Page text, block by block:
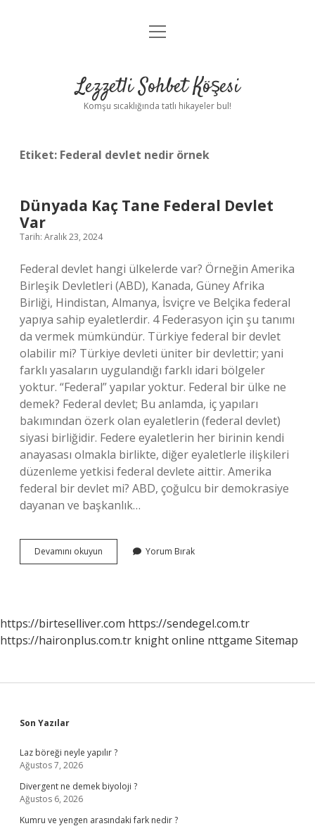
Anasayfa
Yasal Uyarı
menüyü
Lezzetli Sohbet Köşesi
Komşu sıcaklığında tatlı hikayeler bul!
Etiket: Federal devlet nedir örnek
Dünyada Kaç Tane Federal Devlet
Var
Tarih: Aralık 23, 2024
Federal devlet hangi ülkelerde var? Örneğin Amerika
Birleşik Devletleri (ABD), Kanada, Güney Afrika
Birliği, Hindistan, Almanya, İsviçre ve Belçika federal
yapıya sahip eyaletlerdir. 4 Federasyon için şu tanımı
da vermek mümkündür. Türkiye federal bir devlet
olabilir mi? Türkiye devleti üniter bir devlettir; yani
farklı yasaların uygulandığı farklı idari bölgeler
yoktur. “Federal” yapılar yoktur. Federal bir ülke ne
demek? Federal devlet; Bu anlamda, iç yapıları
bakımından özerk olan eyaletlerin (federal devlet)
siyasi birliğidir. Federe eyaletlerin her birinin kendi
anayasası olmakla birlikte, diğer eyaletlerle ilişkileri
düzenleme yetkisi federal devlete aittir. Amerika
federal bir devlet mi? ABD, çoğulcu bir demokrasiye
dayanan ve başkanlık…
Devamını okuyun Dünyada
Kaç
Yorum Bırak
https://birteselliver.com https://sendegel.com.tr
https://haironplus.com.tr knight online nttgame Sitemap
Sidebar
Son Yazılar
Laz böreği neyle yapılır ?
Ağustos 7, 2026
Divergent ne demek biyoloji ?
Ağustos 6, 2026
Kumru ve yengen arasındaki fark nedir ?